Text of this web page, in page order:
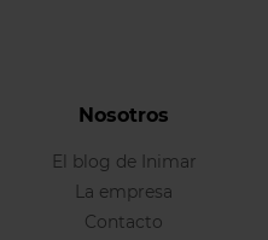
Nosotros
El blog de Inimar
La empresa
Contacto